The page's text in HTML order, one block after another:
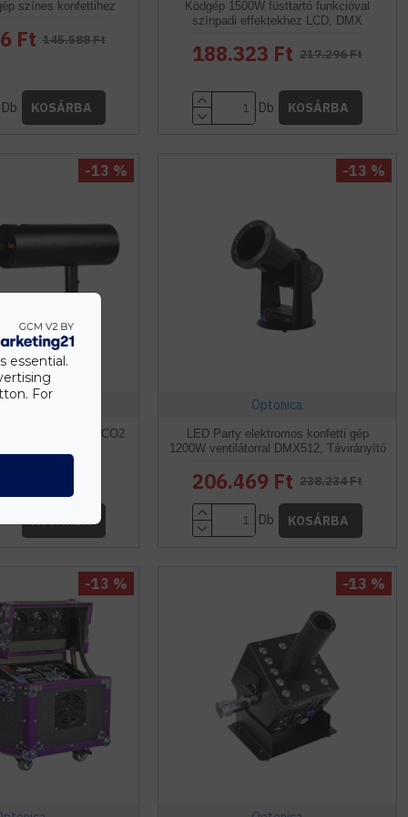
színes konfettihez
Ft 145.588 Ft
Db KOSÁRBA
Ködgép 1500W füsttartó funkcióval
színpadi effektekhez LCD, DMX
188.323 Ft 217.296 Ft
Db KOSÁRBA
-13 %
HAND-HELD CO2
KOSÁRBA
-13 %
Optonica
LED Party elektromos konfetti gép
1200W ventilátorral DMX512, Távirányító
206.469 Ft 238.234 Ft
Db KOSÁRBA
-13 % -13 %
essential.
For